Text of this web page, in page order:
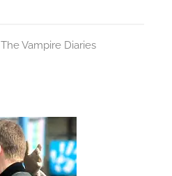
The Vampire Diaries